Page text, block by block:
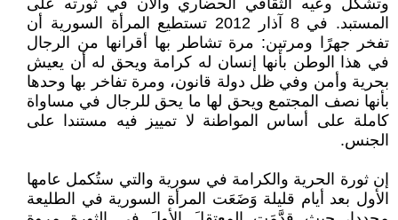
وتشكّل وعيه الثقافي الحضاري والآن في ثورته على
المستبد. في 8 آذار 2012 تستطيع المرأة السورية أن
تفخر جهرًا ومرتين: مرة تشاطر بها أقرانها من الرجال
في هذا الوطن بأنها إنسان له كرامة ويحق له أن يعيش
بحرية وأمن وفي ظل دولة قانون، ومرة تفاخر بها وحدها
بأنها نصف المجتمع ويحق لها ما يحق للرجال في مساواة
كاملة على أساس المواطنة لا تمييز فيه مستندا على
الجنس.
إن ثورة الحرية والكرامة في سورية والتي ستُكمل عامها
الأول بعد أيام قليلة وَضَعَت المرأة السورية في الطليعة